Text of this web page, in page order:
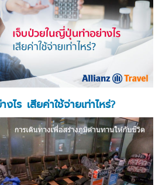
ร เสียค่าใช้จ่ายเท่าไหร่?